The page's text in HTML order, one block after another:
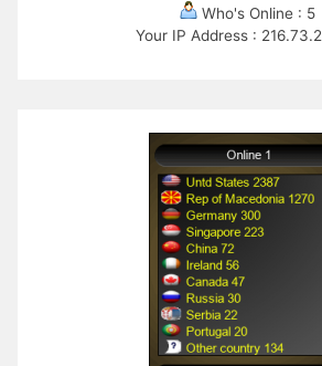
Who's Online : 5
Your IP Address :